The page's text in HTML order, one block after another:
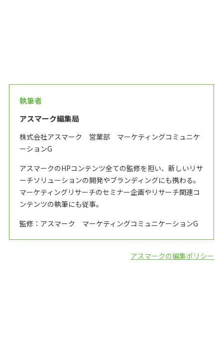
執筆者
アスマーク編集局
株式会社アスマーク 営業部 マーケティングコミュニケ
ーションG
アスマークのHPコンテンツ全ての監修を担い、新しいリサ
ーチソリューションの開発やブランディングにも携わる。
マーケティングリサーチのセミナー企画やリサーチ関連コ
ンテンツの執筆にも従事。
監修：アスマーク マーケティングコミュニケーションG
アスマークの編集ポリシー